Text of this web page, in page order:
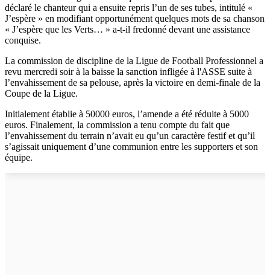
déclaré le chanteur qui a ensuite repris l’un de ses tubes, intitulé «
J’espère » en modifiant opportunément quelques mots de sa chanson
« J’espère que les Verts… » a-t-il fredonné devant une assistance
conquise.
La commission de discipline de la Ligue de Football Professionnel a
revu mercredi soir à la baisse la sanction infligée à l'ASSE suite à
l’envahissement de sa pelouse, après la victoire en demi-finale de la
Coupe de la Ligue.
Initialement établie à 50000 euros, l’amende a été réduite à 5000
euros. Finalement, la commission a tenu compte du fait que
l’envahissement du terrain n’avait eu qu’un caractère festif et qu’il
s’agissait uniquement d’une communion entre les supporters et son
équipe.